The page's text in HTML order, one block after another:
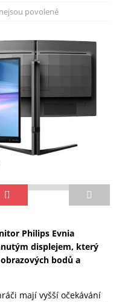
povolené
Philips Evnia
displejem, který
bodů a
mají vyšší očekávání